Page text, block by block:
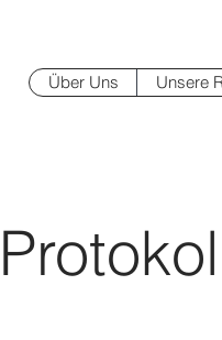
Über Uns Unsere